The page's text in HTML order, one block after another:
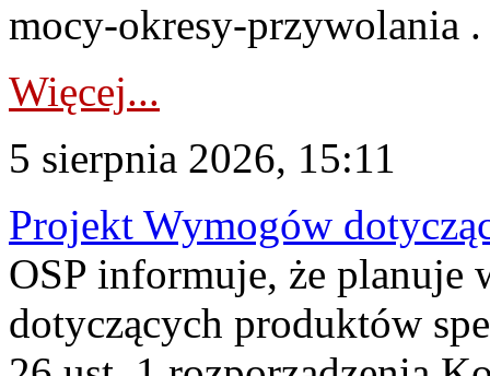
mocy-okresy-przywolania
Więcej...
5 sierpnia 2026, 15:11
Projekt Wymogów
OSP informuje, że planuje
dotyczących produktów